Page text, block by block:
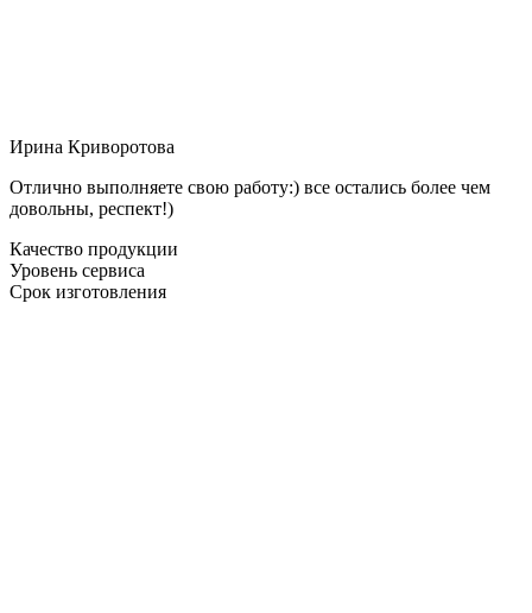
Ирина Криворотова
Отлично выполняете свою работу:) все остались более чем
довольны, респект!)
Качество продукции
Уровень сервиса
Срок изготовления